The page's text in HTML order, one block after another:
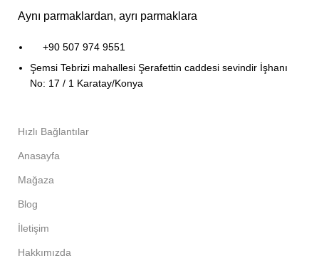
Aynı parmaklardan, ayrı parmaklara
+90 507 974 9551
Şemsi Tebrizi mahallesi Şerafettin caddesi sevindir İşhanı
No: 17 / 1 Karatay/Konya
Hızlı Bağlantılar
Anasayfa
Mağaza
Blog
İletişim
Hakkımızda